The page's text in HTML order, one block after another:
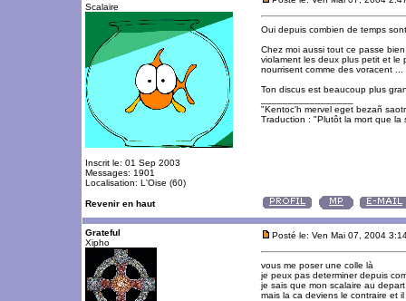
Scalaire
Inscrit le: 01 Sep 2003
Messages: 1901
Localisation: L'Oise (60)
Oui depuis combien de temps
Chez moi aussi tout ce passe
violament les deux plus petit et le
nourrisent comme des voracent ...
Ton discus est beaucoup plus
"Kentoc'h mervel eget bezañ
Traduction : "Plutôt la mort que la
Revenir en haut
Grateful
Xipho
Posté le: Ven Mai 07, 2004
vous me poser une colle là
je peux pas determiner depuis
je sais que mon scalaire au
mais la ca deviens le contraire et